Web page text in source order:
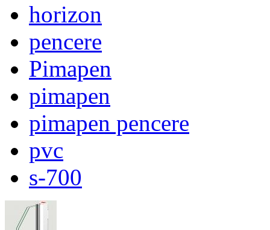
horizon
pencere
Pimapen
pimapen
pimapen pencere
pvc
s-700